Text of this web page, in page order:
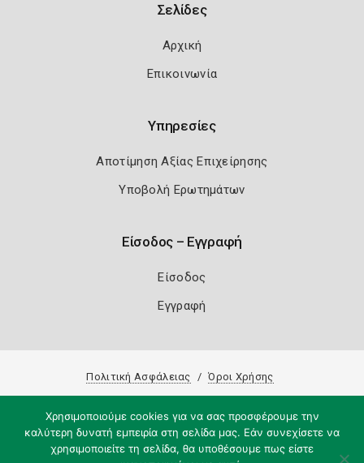
Σελίδες
Αρχική
Επικοινωνία
Υπηρεσίες
Αποτίμηση Αξίας Επιχείρησης
Υποβολή Ερωτημάτων
Είσοδος – Εγγραφή
Είσοδος
Εγγραφή
Πολιτική Ασφάλειας Όροι Χρήσης
Χρησιμοποιούμε cookies για να σας προσφέρουμε την
καλύτερη δυνατή εμπειρία στη σελίδα μας. Εάν συνεχίσετε να
χρησιμοποιείτε τη σελίδα, θα υποθέσουμε πως είστε